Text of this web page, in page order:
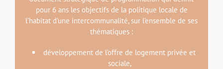
pour 6 ans les objectifs de la politique locale de
l’habitat d’une intercommunalité, sur l’ensemble de ses
thématiques :
développement de l’offre de logement privée et
sociale,